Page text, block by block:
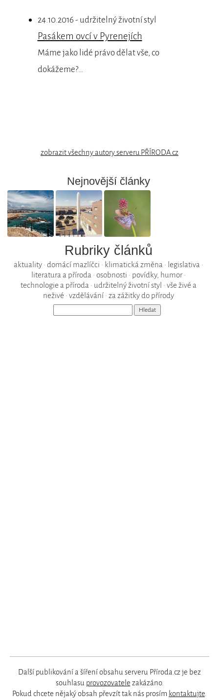
24.10.2016 - udržitelný životní styl
Pasákem ovcí v Pyrenejích
Máme jako lidé právo dělat vše, co
dokážeme?…
zobrazit všechny autory serveru PŘÍRODA.cz
Nejnovější články
Rubriky článků
aktuality• domácí mazlíčci • klimatická změna • legislativa •
literatura a příroda • osobnosti • povídky, humor•
technologie a příroda • udržitelný životní styl • vše živé a
neživé • vzdělávání• za zážitky do přírody
Další publikování a šíření obsahu serveru Příroda.cz je bez
souhlasu provozovatele zakázáno.
Pokud chcete nějaký obsah převzít tak nás prosím kontaktujte